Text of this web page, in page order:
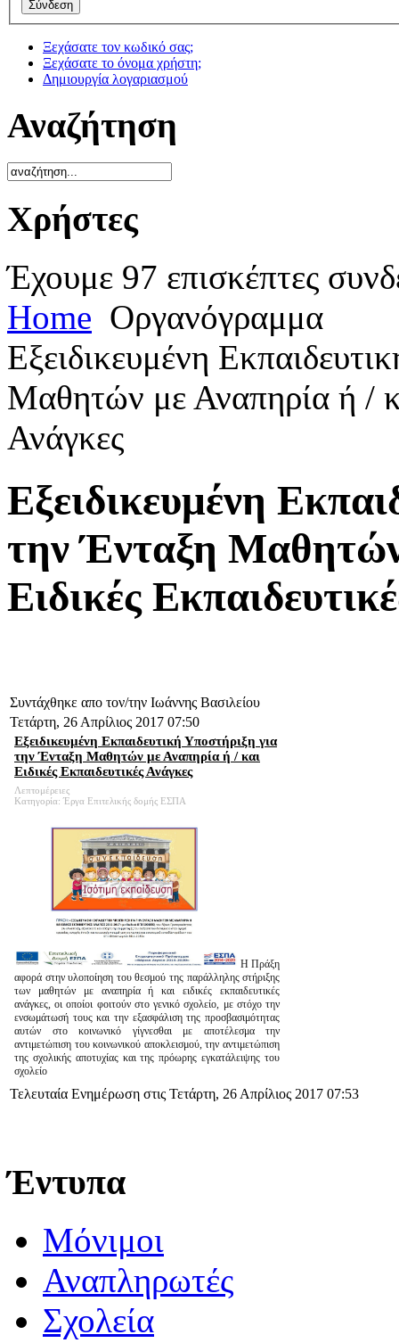
Ξεχάσατε τον κωδικό σας;
Ξεχάσατε το όνομα χρήστη;
Δημιουργία λογαριασμού
Αναζήτηση
Χρήστες
Έχουμε 97 επισκέπτες
Home Οργανόγραμμα
Εξειδικευμένη
Μαθητών με Αναπηρία ή /
Ανάγκες
Εξειδικευμένη
την Ένταξη
Eιδικές
Συντάχθηκε απο τον/την Ιωάννης Βασιλείου
Τετάρτη, 26 Απρίλιος 2017 07:50
Εξειδικευμένη Εκπαιδευτική Υποστήριξη για
την Ένταξη Μαθητών με Αναπηρία ή / και
Eιδικές Εκπαιδευτικές Ανάγκες
Λεπτομέρειες
Κατηγορία: Έργα Επιτελικής δομής ΕΣΠΑ
Η Πράξη
αφορά στην υλοποίηση του θεσμού της παράλληλης στήριξης
των μαθητών με αναπηρία ή και ειδικές εκπαιδευτικές
ανάγκες, οι οποίοι φοιτούν στο γενικό σχολείο, με στόχο την
ενσωμάτωσή τους και την εξασφάλιση της προσβασιμότητας
αυτών στο κοινωνικό γίγνεσθαι με αποτέλεσμα την
αντιμετώπιση του κοινωνικού αποκλεισμού, την αντιμετώπιση
της σχολικής αποτυχίας και της πρόωρης εγκατάλειψης του
σχολείο
Τελευταία Ενημέρωση στις Τετάρτη, 26 Απρίλιος 2017 07:53
Έντυπα
Μόνιμοι
Αναπληρωτές
Σχολεία